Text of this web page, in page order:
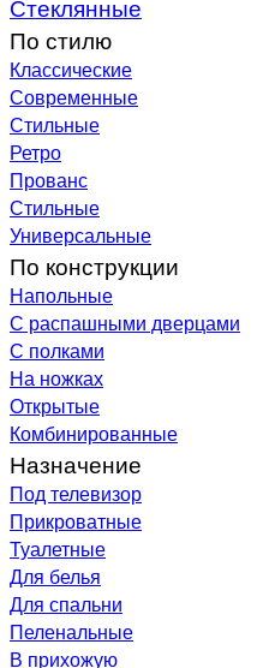
Стеклянные
По стилю
Классические
Современные
Стильные
Ретро
Прованс
Стильные
Универсальные
По конструкции
Напольные
С распашными дверцами
С полками
На ножках
Открытые
Комбинированные
Назначение
Под телевизор
Прикроватные
Туалетные
Для белья
Для спальни
Пеленальные
В прихожую